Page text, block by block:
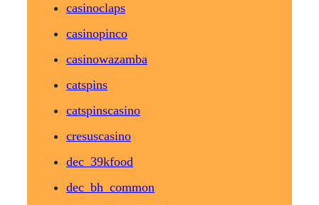
casinoclaps
casinopinco
casinowazamba
catspins
catspinscasino
cresuscasino
dec_39kfood
dec_bh_common